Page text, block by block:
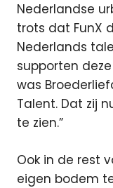
Nederlandse
trots dat FunX
Nederlands
supporten
was
Talent. Dat zij
te zien.”
Ook in de rest
eigen bodem